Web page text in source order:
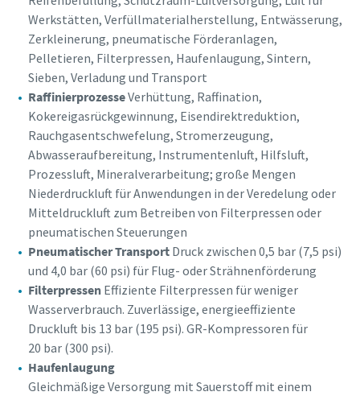
Werkstätten, Verfüllmaterialherstellung, Entwässerung,
Zerkleinerung, pneumatische Förderanlagen,
Pelletieren, Filterpressen, Haufenlaugung, Sintern,
Sieben, Verladung und Transport
RaffinierprozesseVerhüttung, Raffination,
Kokereigasrückgewinnung, Eisendirektreduktion,
Rauchgasentschwefelung, Stromerzeugung,
Abwasseraufbereitung, Instrumentenluft, Hilfsluft,
Prozessluft, Mineralverarbeitung; große Mengen
Niederdruckluft für Anwendungen in der Veredelung oder
Mitteldruckluft zum Betreiben von Filterpressen oder
pneumatischen Steuerungen
Pneumatischer Transport Druck zwischen 0,5 bar (7,5 psi)
und 4,0 bar (60 psi) für Flug- oder Strähnenförderung
Filterpressen Effiziente Filterpressen für weniger
Wasserverbrauch. Zuverlässige, energieeffiziente
Druckluft bis 13 bar (195 psi). GR-Kompressoren für
20 bar (300 psi).
Haufenlaugung
Gleichmäßige Versorgung mit Sauerstoff mit einem